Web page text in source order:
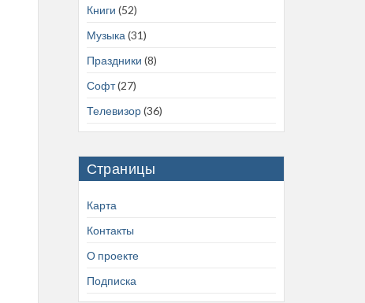
Книги (52)
Музыка (31)
Праздники (8)
Софт(27)
Телевизор(36)
Страницы
Карта
Контакты
О проекте
Подписка